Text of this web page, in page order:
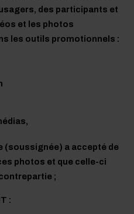
Nous
des participants et
et les photos
les outils promotionnels :
(soussignée) a accepté de
photos et que celle-ci
;
: